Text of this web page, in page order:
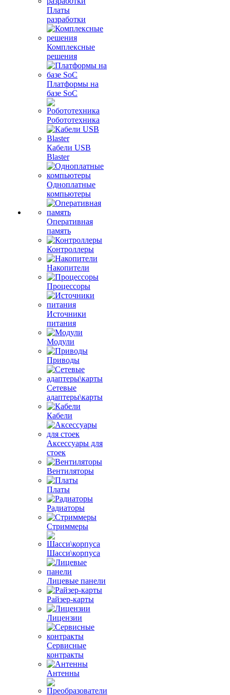
Платы
разработки
Комплексные
решения
Платформы на
базе SoC
Робототехника
Кабели USB
Blaster
Одноплатные
компьютеры
Оперативная
память
Контроллеры
Накопители
Процессоры
Источники
питания
Модули
Приводы
Сетевые
адаптеры\карты
Кабели
Аксессуары для
стоек
Вентиляторы
Платы
Радиаторы
Стриммеры
Шасси\корпуса
Лицевые панели
Райзер-карты
Лицензии
Сервисные
контракты
Антенны